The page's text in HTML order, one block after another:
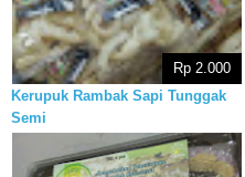
Kerupuk Rambak Sapi Tunggak
Semi
Rp 2.000